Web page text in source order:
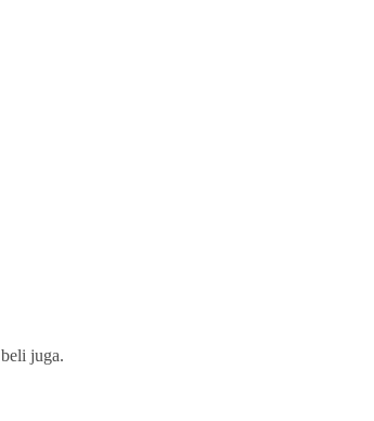
juga.